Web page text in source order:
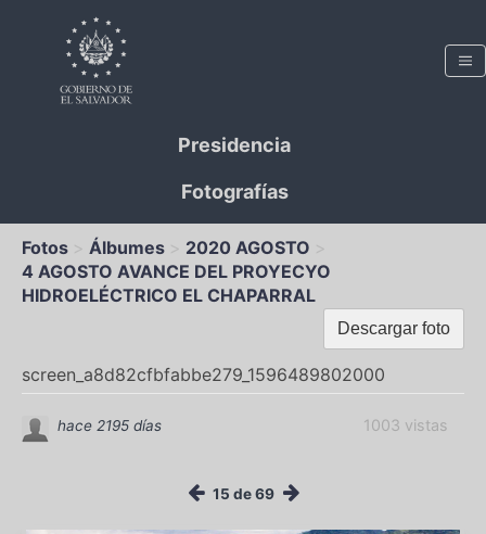
Presidencia
Fotografías
Fotos Álbumes
2020 AGOSTO
4 AGOSTO AVANCE DEL PROYECYO
HIDROELÉCTRICO EL CHAPARRAL
Descargar foto
screen_a8d82cfbfabbe279_1596489802000
1003 vistas
hace 2195 días
15 de 69